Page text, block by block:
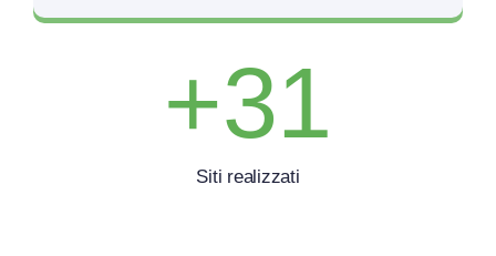
+31
Siti realizzati